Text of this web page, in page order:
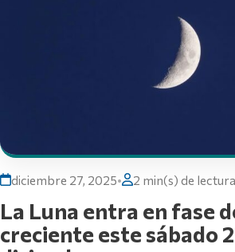
diciembre 27, 2025• 2 min(s) de lectura
La Luna entra en fase
creciente este sábado